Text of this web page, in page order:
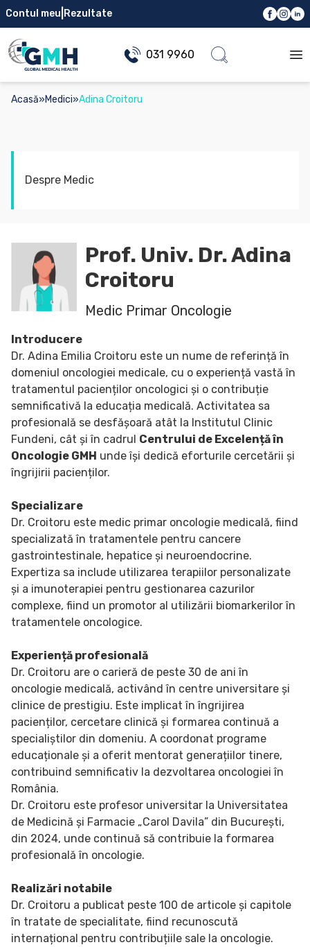
Contul meu Rezultate
031 9960
Acasă»Medici»Adina Croitoru
Despre Medic
Prof. Univ. Dr. Adina
Croitoru
Medic Primar Oncologie
Introducere
Dr. Adina Emilia Croitoru este un nume de referință în
domeniul oncologiei medicale, cu o experiență vastă în
tratamentul pacienților oncologici și o contribuție
semnificativă la educația medicală. Activitatea sa
profesională se desfășoară atât la Institutul Clinic
Fundeni, cât și în cadrul Centrului de Excelență în
Oncologie GMH unde își dedică eforturile cercetării și
îngrijirii pacienților.
Specializare
Dr. Croitoru este medic primar oncologie medicală, fiind
specializată în tratamentele pentru cancere
gastrointestinale, hepatice și neuroendocrine.
Expertiza sa include utilizarea terapiilor personalizate
și a imunoterapiei pentru gestionarea cazurilor
complexe, fiind un promotor al utilizării biomarkerilor în
tratamentele oncologice.
Experiență profesională
Dr. Croitoru are o carieră de peste 30 de ani în
oncologie medicală, activând în centre universitare și
clinice de prestigiu. Este implicat în îngrijirea
pacienților, cercetare clinică și formarea continuă a
specialiștilor din domeniu. A coordonat programe
educaționale și a oferit mentorat generațiilor tinere,
contribuind semnificativ la dezvoltarea oncologiei în
România.
Dr. Croitoru este profesor universitar la Universitatea
de Medicină și Farmacie „Carol Davila” din București,
din 2024, unde continuă să contribuie la formarea
profesională în oncologie.
Realizări notabile
Dr. Croitoru a publicat peste 100 de articole și capitole
în tratate de specialitate, fiind recunoscută
internațional pentru contribuțiile sale la oncologie.